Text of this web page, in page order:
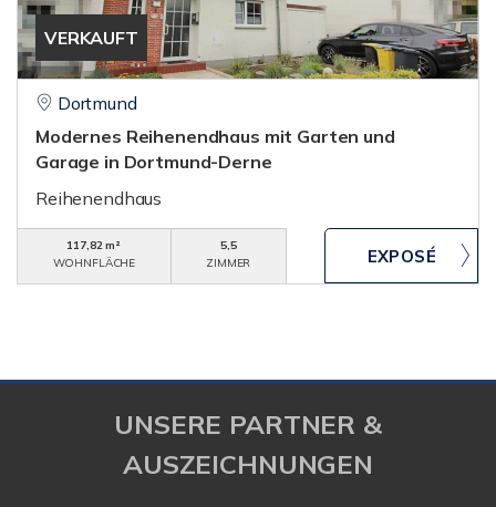
VERKAUFT
Dortmund
Modernes Reihenendhaus mit Garten und
Garage in Dortmund-Derne
Reihenendhaus
117,82 m²
WOHNFLÄCHE
5,5
ZIMMER
UNSERE PARTNER &
AUSZEICHNUNGEN